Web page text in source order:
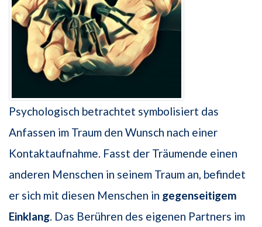
Psychologisch betrachtet symbolisiert das
Anfassen im Traum den Wunsch nach einer
Kontaktaufnahme. Fasst der Träumende einen
anderen Menschen in seinem Traum an, befindet
er sich mit diesen Menschen in gegenseitigem
Einklang. Das Berühren des eigenen Partners im